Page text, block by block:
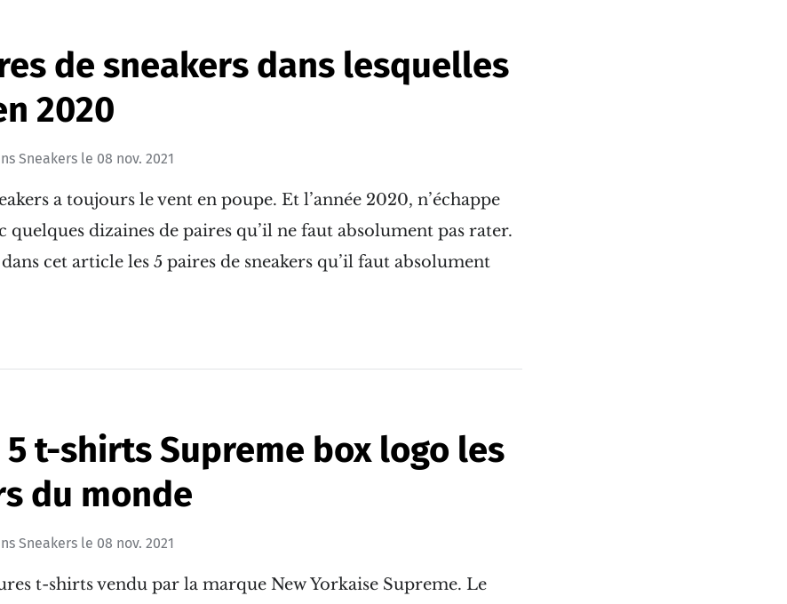
de sneakers dans lesquelles
2020
Sneakers le 08 nov. 2021
a toujours le vent en poupe. Et l’année 2020, n’échappe
quelques dizaines de paires qu’il ne faut absolument pas rater.
cet article les 5 paires de sneakers qu’il faut absolument
5 t-shirts Supreme box logo les
du monde
Sneakers le 08 nov. 2021
t-shirts vendu par la marque New Yorkaise Supreme. Le